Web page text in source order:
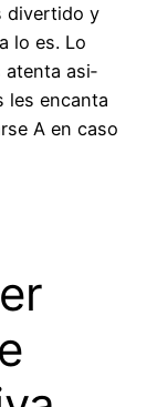
divertido y
lo es. Lo
atenta asi­
les encanta
A en caso